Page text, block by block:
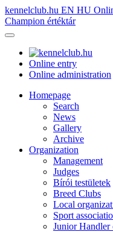
kennelclub.hu EN HU
Champion értéktár
Online entry
Online administration
Homepage
Search
News
Gallery
Archive
Organization
Management
Judges
Bírói testületek
Breed Clubs
Local
Sport
Junior Handler